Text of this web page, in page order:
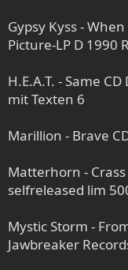
Gypsy Kyss -
Picture-LP D 1990
H.E.A.T. - Same
mit Texten 6
Marillion - Brave
Matterhorn - Crass
selfreleased lim
Mystic Storm -
Jawbreaker